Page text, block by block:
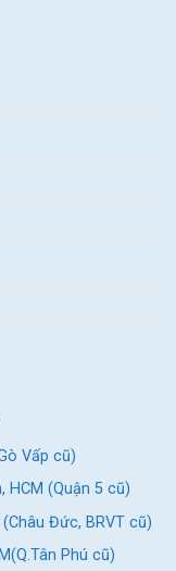
Vấp cũ)
HCM (Quận 5 cũ)
Đức, BRVT cũ)
Phú cũ)